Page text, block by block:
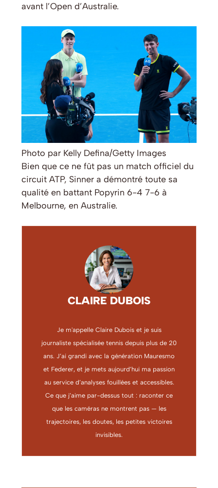
avant l’Open d’Australie.
Photo par Kelly Defina/Getty Images
Bien que ce ne fût pas un match officiel du
circuit ATP, Sinner a démontré toute sa
qualité en battant Popyrin 6-4 7-6 à
Melbourne, en Australie.
CLAIRE DUBOIS
Je m'appelle Claire Dubois et je suis
journaliste spécialisée tennis depuis plus de 20
ans. J’ai grandi avec la génération Mauresmo
et Federer, et je mets aujourd’hui ma passion
au service d’analyses fouillées et accessibles.
Ce que j’aime par-dessus tout : raconter ce
que les caméras ne montrent pas — les
trajectoires, les doutes, les petites victoires
invisibles.